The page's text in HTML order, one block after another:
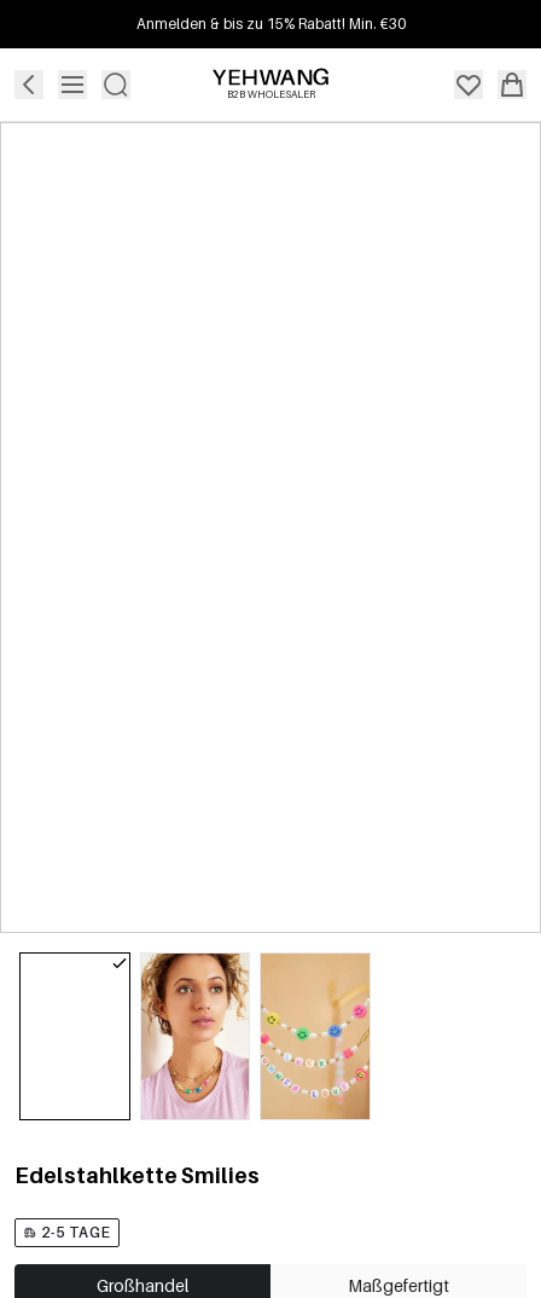
Anmelden & bis zu 15% Rabatt! Min. €30
B2B WHOLESALER
Edelstahlkette Smilies
2-5 TAGE
Großhandel Maßgefertigt